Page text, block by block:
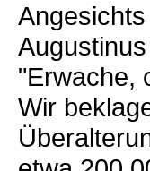
"Erwache,
Wir